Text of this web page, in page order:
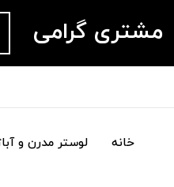
مشتری گرامی
خانه لوستر مدرن و